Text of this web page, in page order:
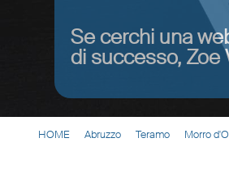
Se cerchi una
di successo, Zoe
HOME Abruzzo Teramo Morro